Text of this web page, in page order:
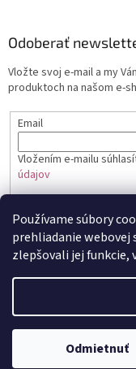
Používame súbory
prehliadanie webovej
zlepšovali jej funkcie,
Odmietnuť
Odoberať
Vložte svoj e-mail a my
produktoch na našom e-
Email
Vložením e-mailu
údajov
PRIHLÁSIŤ SA
Copyright 2026